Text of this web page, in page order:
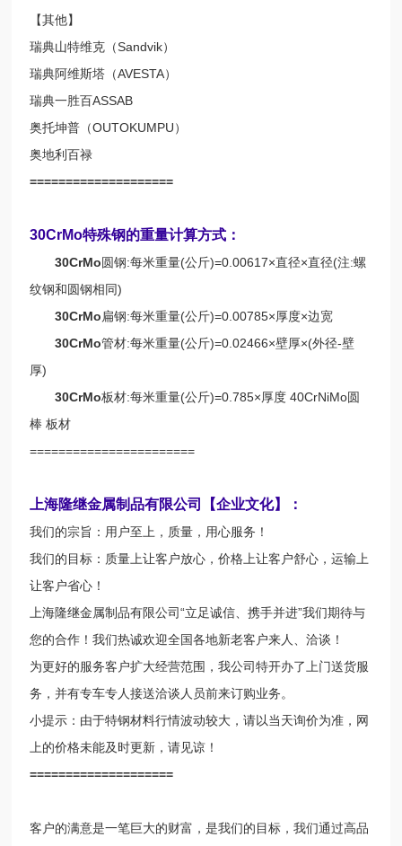
【其他】
瑞典山特维克（Sandvik）
瑞典阿维斯塔（AVESTA）
瑞典一胜百ASSAB
奥托坤普（OUTOKUMPU）
奥地利百禄
====================
30CrMo特殊钢的重量计算方式：
30CrMo圆钢:每米重量(公斤)=0.00617×直径×直径(注:螺
纹钢和圆钢相同)
30CrMo扁钢:每米重量(公斤)=0.00785×厚度×边宽
30CrMo管材:每米重量(公斤)=0.02466×壁厚×(外径-壁
厚)
30CrMo板材:每米重量(公斤)=0.785×厚度 40CrNiMo圆
棒 板材
=======================
上海隆继金属制品有限公司【企业文化】：
我们的宗旨：用户至上，质量，用心服务！
我们的目标：质量上让客户放心，价格上让客户舒心，运输上
让客户省心！
上海隆继金属制品有限公司“立足诚信、携手并进”我们期待与
您的合作！我们热诚欢迎全国各地新老客户来人、洽谈！
为更好的服务客户扩大经营范围，我公司特开办了上门送货服
务，并有专车专人接送洽谈人员前来订购业务。
小提示：由于特钢材料行情波动较大，请以当天询价为准，网
上的价格未能及时更新，请见谅！
====================
客户的满意是一笔巨大的财富，是我们的目标，我们通过高品